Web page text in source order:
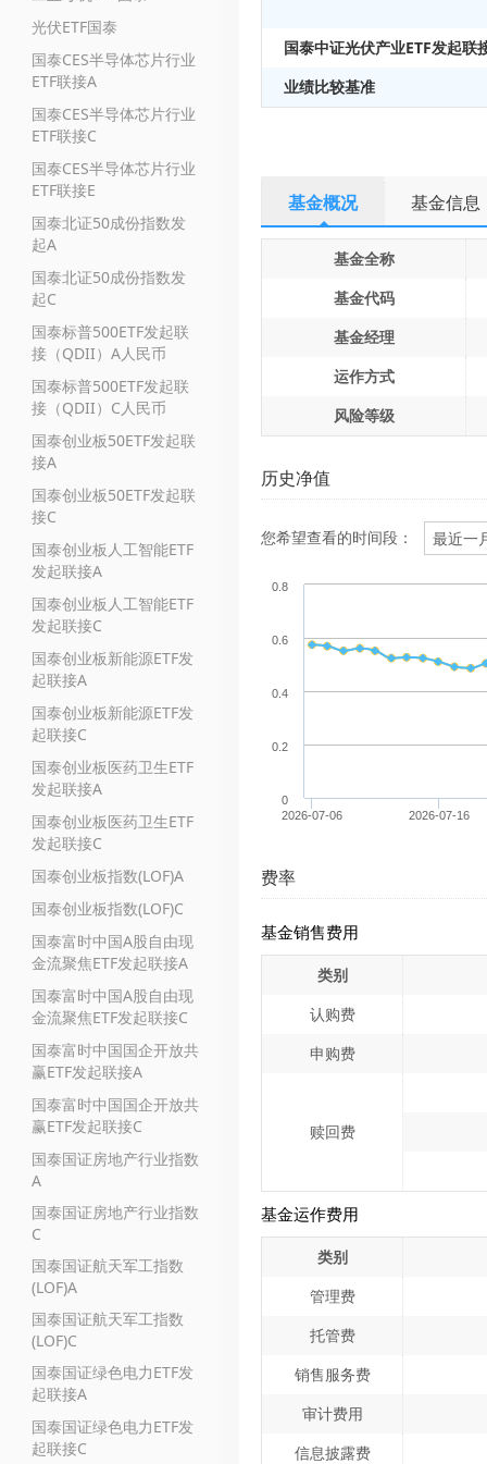
光伏ETF国泰
国泰CES半导体芯片行业
ETF联接A
国泰CES半导体芯片行业
ETF联接C
国泰CES半导体芯片行业
ETF联接E
国泰北证50成份指数发
起A
国泰北证50成份指数发
起C
国泰标普500ETF发起联
接（QDII）A人民币
国泰标普500ETF发起联
接（QDII）C人民币
国泰创业板50ETF发起联
接A
国泰创业板50ETF发起联
接C
国泰创业板人工智能ETF
发起联接A
国泰创业板人工智能ETF
发起联接C
国泰创业板新能源ETF发
起联接A
国泰创业板新能源ETF发
起联接C
国泰创业板医药卫生ETF
发起联接A
国泰创业板医药卫生ETF
发起联接C
国泰创业板指数(LOF)A
国泰创业板指数(LOF)C
国泰富时中国A股自由现
金流聚焦ETF发起联接A
国泰富时中国A股自由现
金流聚焦ETF发起联接C
国泰富时中国国企开放共
赢ETF发起联接A
国泰富时中国国企开放共
赢ETF发起联接C
国泰国证房地产行业指数
A
国泰国证房地产行业指数
C
国泰国证航天军工指数
(LOF)A
国泰国证航天军工指数
(LOF)C
国泰国证绿色电力ETF发
起联接A
国泰国证绿色电力ETF发
起联接C
国泰中证光伏产业ETF发起联
业绩比较基准
基金概况 基金信息
基金全称
基金代码
基金经理
运作方式
风险等级
历史净值
您希望查看的时间段：
2026-07-06 2026-07-16
0
0.2
0.4
0.6
0.8
费率
基金销售费用
类别
认购费
申购费
赎回费
基金运作费用
类别
管理费
托管费
销售服务费
审计费用
信息披露费